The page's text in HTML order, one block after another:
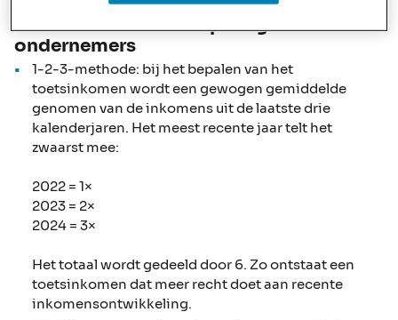
Ruimere inkomensbepaling voor
ondernemers
1-2-3-methode: bij het bepalen van het
toetsinkomen wordt een gewogen gemiddelde
genomen van de inkomens uit de laatste drie
kalenderjaren. Het meest recente jaar telt het
zwaarst mee:
2022 = 1×
2023 = 2×
2024 = 3×
Het totaal wordt gedeeld door 6. Zo ontstaat een
toetsinkomen dat meer recht doet aan recente
inkomensontwikkeling.